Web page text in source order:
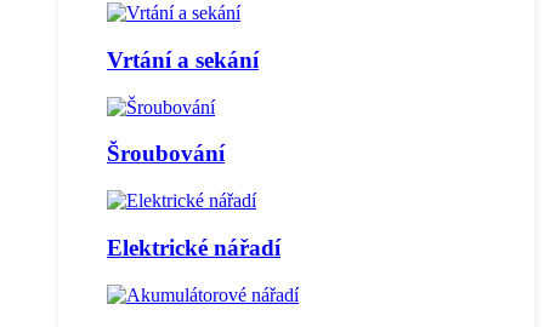
Vrtání a sekání
Šroubování
Elektrické nářadí